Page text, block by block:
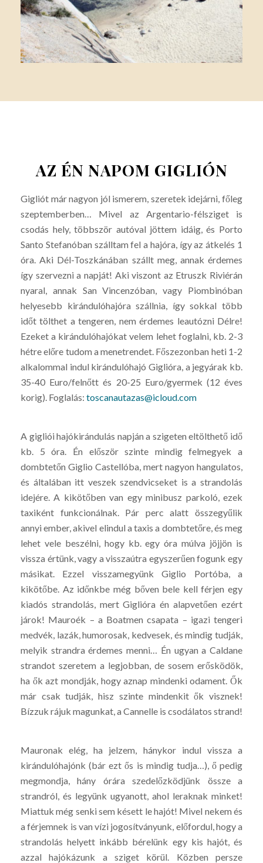
AZ ÉN NAPOM GIGLIÓN
Gigliót már nagyon jól ismerem, szeretek idejárni, főleg
szeptemberben… Mivel az Argentario-félsziget is
csodás hely, többször autóval jöttem idáig, és Porto
Santo Stefanóban szálltam fel a hajóra, így az átkelés 1
óra. Aki Dél-Toszkánában szállt meg, annak érdemes
így szervezni a napját! Aki viszont az Etruszk Riviérán
nyaral, annak San Vincenzóban, vagy Piombinóban
helyesebb kirándulóhajóra szállnia, így sokkal több
időt tölthet a tengeren, nem érdemes leautózni Délre!
Ezeket a kirándulóhajókat velem lehet foglalni, kb. 2-3
hétre előre tudom a menetrendet. Főszezonban heti 1-2
alkalommal indul kirándulóhajó Giglióra, a jegyárak kb.
35-40 Euro/felnőtt és 20-25 Euro/gyermek (12 éves
korig). Foglalás: toscanautazas@icloud.com
A gigliói hajókirándulás napján a szigeten eltölthető idő
kb. 5 óra. Én először szinte mindig felmegyek a
dombtetőn Giglio Castellóba, mert nagyon hangulatos,
és általában itt veszek szendvicseket is a strandolás
idejére. A kikötőben van egy minibusz parkoló, ezek
taxiként funkcionálnak. Pár perc alatt összegyűlik
annyi ember, akivel elindul a taxis a dombtetőre, és meg
lehet vele beszélni, hogy kb. egy óra múlva jöjjön is
vissza értünk, vagy a visszaútra egyszerűen fogunk egy
másikat. Ezzel visszamegyünk Giglio Portóba, a
kikötőbe. Az időnkbe még bőven bele kell férjen egy
kiadós strandolás, mert Giglióra én alapvetően ezért
járok! Mauroék – a Boatmen csapata – igazi tengeri
medvék, lazák, humorosak, kedvesek, és mindig tudják,
melyik strandra érdemes menni… Én ugyan a Caldane
strandot szeretem a legjobban, de sosem erősködök,
ha ők azt mondják, hogy aznap mindenki odament. Ők
már csak tudják, hisz szinte mindenkit ők visznek!
Bízzuk rájuk magunkat, a Cannelle is csodálatos strand!
Mauronak elég, ha jelzem, hánykor indul vissza a
kirándulóhajónk (bár ezt ős is mindig tudja…), ő pedig
megmondja, hány órára szedelőzködjünk össze a
strandról, és legyünk ugyanott, ahol leraknak minket!
Miattuk még senki sem késett le hajót! Mivel nekem és
a férjemnek is van vízi jogosítványunk, előfordul, hogy a
strandolás helyett inkább bérelünk egy kis hajót, és
azzal hajókázunk a sziget körül. Közben persze